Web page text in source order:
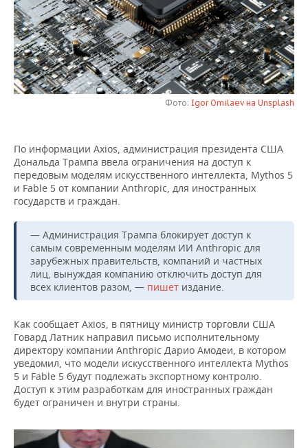
НЕФТЕХИМИЯ
НЕФТЬ
ОПК
РОЗНИЧНАЯ ТОРГОВЛЯ
ТРАНСПОРТ
УСЛУГИ
НОВОСТИ ТЕХНОЛОГИЙ
IT
МЕДИА
МЕРОПРИЯТИЯ
НОВОСТИ МЕРОПРИЯТИЙ
ВЫЕЗДНАЯ РЕДАКЦИЯ
ONLINE-КОНФЕРЕНЦИИ
ОТКРЫТАЯ ЛЕКЦИЯ
СПОРТ
НОВОСТИ СПОРТА
ХОККЕЙ
БАСКЕТБОЛ
КИБЕРСПОРТ
ФИГУРНОЕ КАТАНИЕ
ХОККЕЙ С МЯЧОМ
ОБЩЕСТВО
ВЛАСТЬ
ИНФРАСТРУКТУРА
КУЛЬТУРА
МЕДИЦИНА
ПРОИСШЕСТВИЯ
СЮЖЕТЫ
СПРАВОЧНИК
СПИСОК КОМПАНИЙ
Фото: Igor Omilaev на Unsplash
По информации Axios, администрация президента США
Дональда Трампа ввела ограничения на доступ к
передовым моделям искусственного интеллекта, Mythos 5
и Fable 5 от компании Anthropic, для иностранных
государств и граждан.
— Администрация Трампа блокирует доступ к
самым современным моделям ИИ Anthropic для
зарубежных правительств, компаний и частных
лиц, вынуждая компанию отключить доступ для
всех клиентов разом, — пишет издание.
Как сообщает Axios, в пятницу министр торговли США
Говард Латник направил письмо исполнительному
директору компании Anthropic Дарио Амодеи, в котором
уведомил, что модели искусственного интеллекта Mythos
5 и Fable 5 будут подлежать экспортному контролю.
Доступ к этим разработкам для иностранных граждан
будет ограничен и внутри страны.